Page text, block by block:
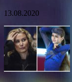
13.08.2020